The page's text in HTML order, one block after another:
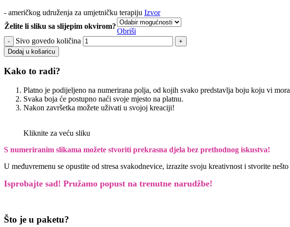
- američkog udruženja za umjetničku terapiju Izvor
Želite li sliku sa slijepim okvirom?
Obriši
Sivo govedo količina
Dodaj u košaricu
Kako to radi?
Platno je podijeljeno na numerirana polja, od kojih svako predstavlja boju koju vi
Svaka boja će postupno naći svoje mjesto na platnu.
Nakon završetka možete uživati u svojoj kreaciji!
Kliknite za veću sliku
S numeriranim slikama možete stvoriti prekrasna djela bez prethodnog iskustva!
U međuvremenu se opustite od stresa svakodnevice, izrazite svoju kreativnost i stvorite
Isprobajte sad! Pružamo popust na trenutne narudžbe!
Što je u paketu?